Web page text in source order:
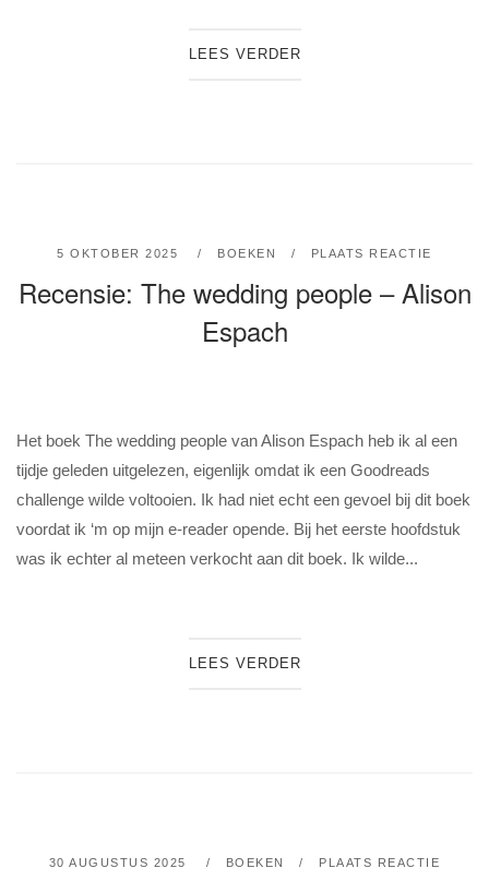
LEES VERDER
5 OKTOBER 2025 BOEKEN PLAATS REACTIE
Recensie: The wedding people – Alison
Espach
Het boek The wedding people van Alison Espach heb ik al een
tijdje geleden uitgelezen, eigenlijk omdat ik een Goodreads
challenge wilde voltooien. Ik had niet echt een gevoel bij dit boek
voordat ik ‘m op mijn e-reader opende. Bij het eerste hoofdstuk
was ik echter al meteen verkocht aan dit boek. Ik wilde...
LEES VERDER
30 AUGUSTUS 2025 BOEKEN PLAATS REACTIE